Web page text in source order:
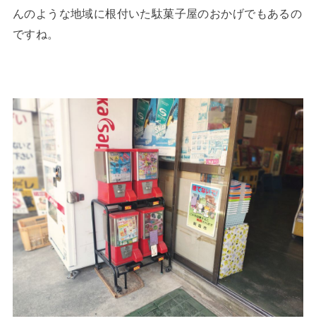
んのような地域に根付いた駄菓子屋のおかげでもあるの
ですね。